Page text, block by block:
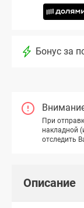
Бонус за
При
накладной
отследить
Описание